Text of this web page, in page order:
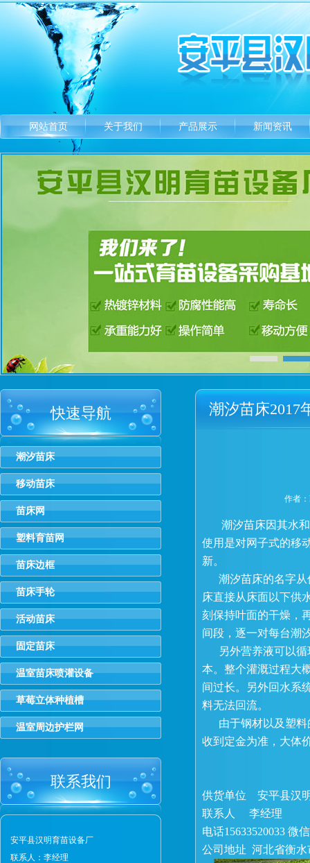
网站首页 关于我们 产品展示 新闻资讯
快速导航
潮汐苗床
移动苗床
苗床网
塑料育苗网
苗床边框
苗床手轮
活动苗床
固定苗床
温室苗床喷灌设备
草莓立体种植槽
温室周边护栏网
联系我们
安平县汉明育苗设备厂
联系人：李经理
潮汐苗床2017
作者
潮汐苗床因其水和
使用是对网子式的移
新。
潮汐苗床的名字从
床直接从床面以下供
刻保持叶面的干燥，
间段，逐一对每台潮
另外营养液可以循
本。整个灌溉过程大
间过长。另外回水系
料无法回流。
由于钢材以及塑料
收到定金为准，大体
供货单位 安平县汉
联系人 李经理
电话15633520033
公司地址 河北省衡水